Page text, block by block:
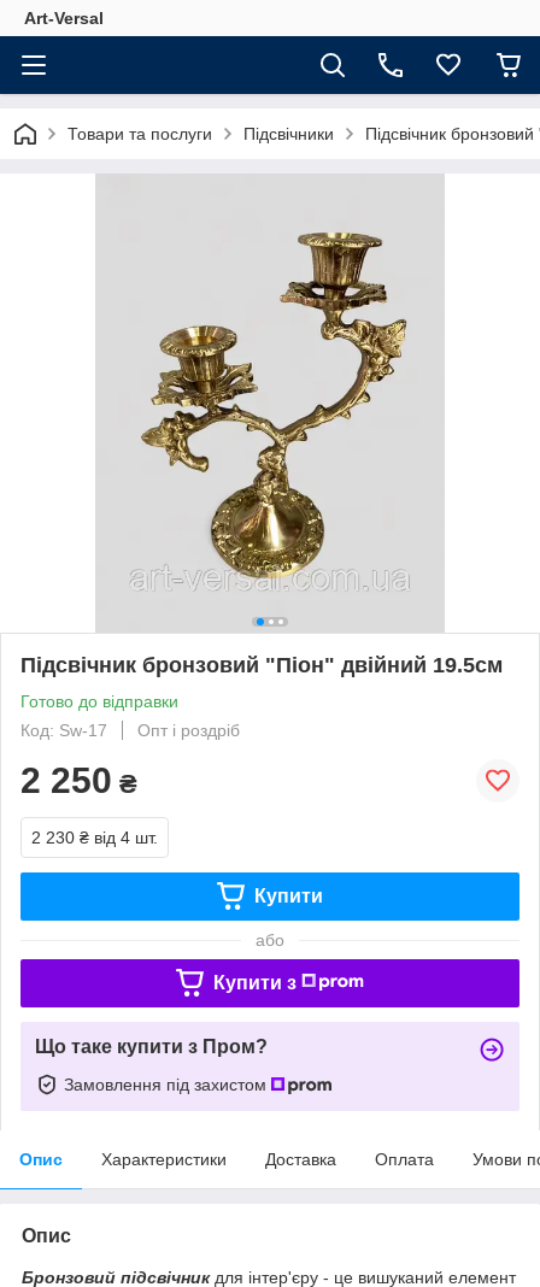
Аrt-Versal
Товари та послуги Підсвічники Підсвічник
Підсвічник бронзовий "Піон" двійний 19.5см
Готово до відправки
Код: Sw-17
Опт і роздріб
2 250 ₴
2 230 ₴ від 4 шт.
Купити
або
Купити з
Що таке купити з Пром?
Замовлення під захистом
Опис Характеристики Доставка Оплата Умови
Опис
Бронзовий підсвічникдля інтер'єру - це вишуканий елемент